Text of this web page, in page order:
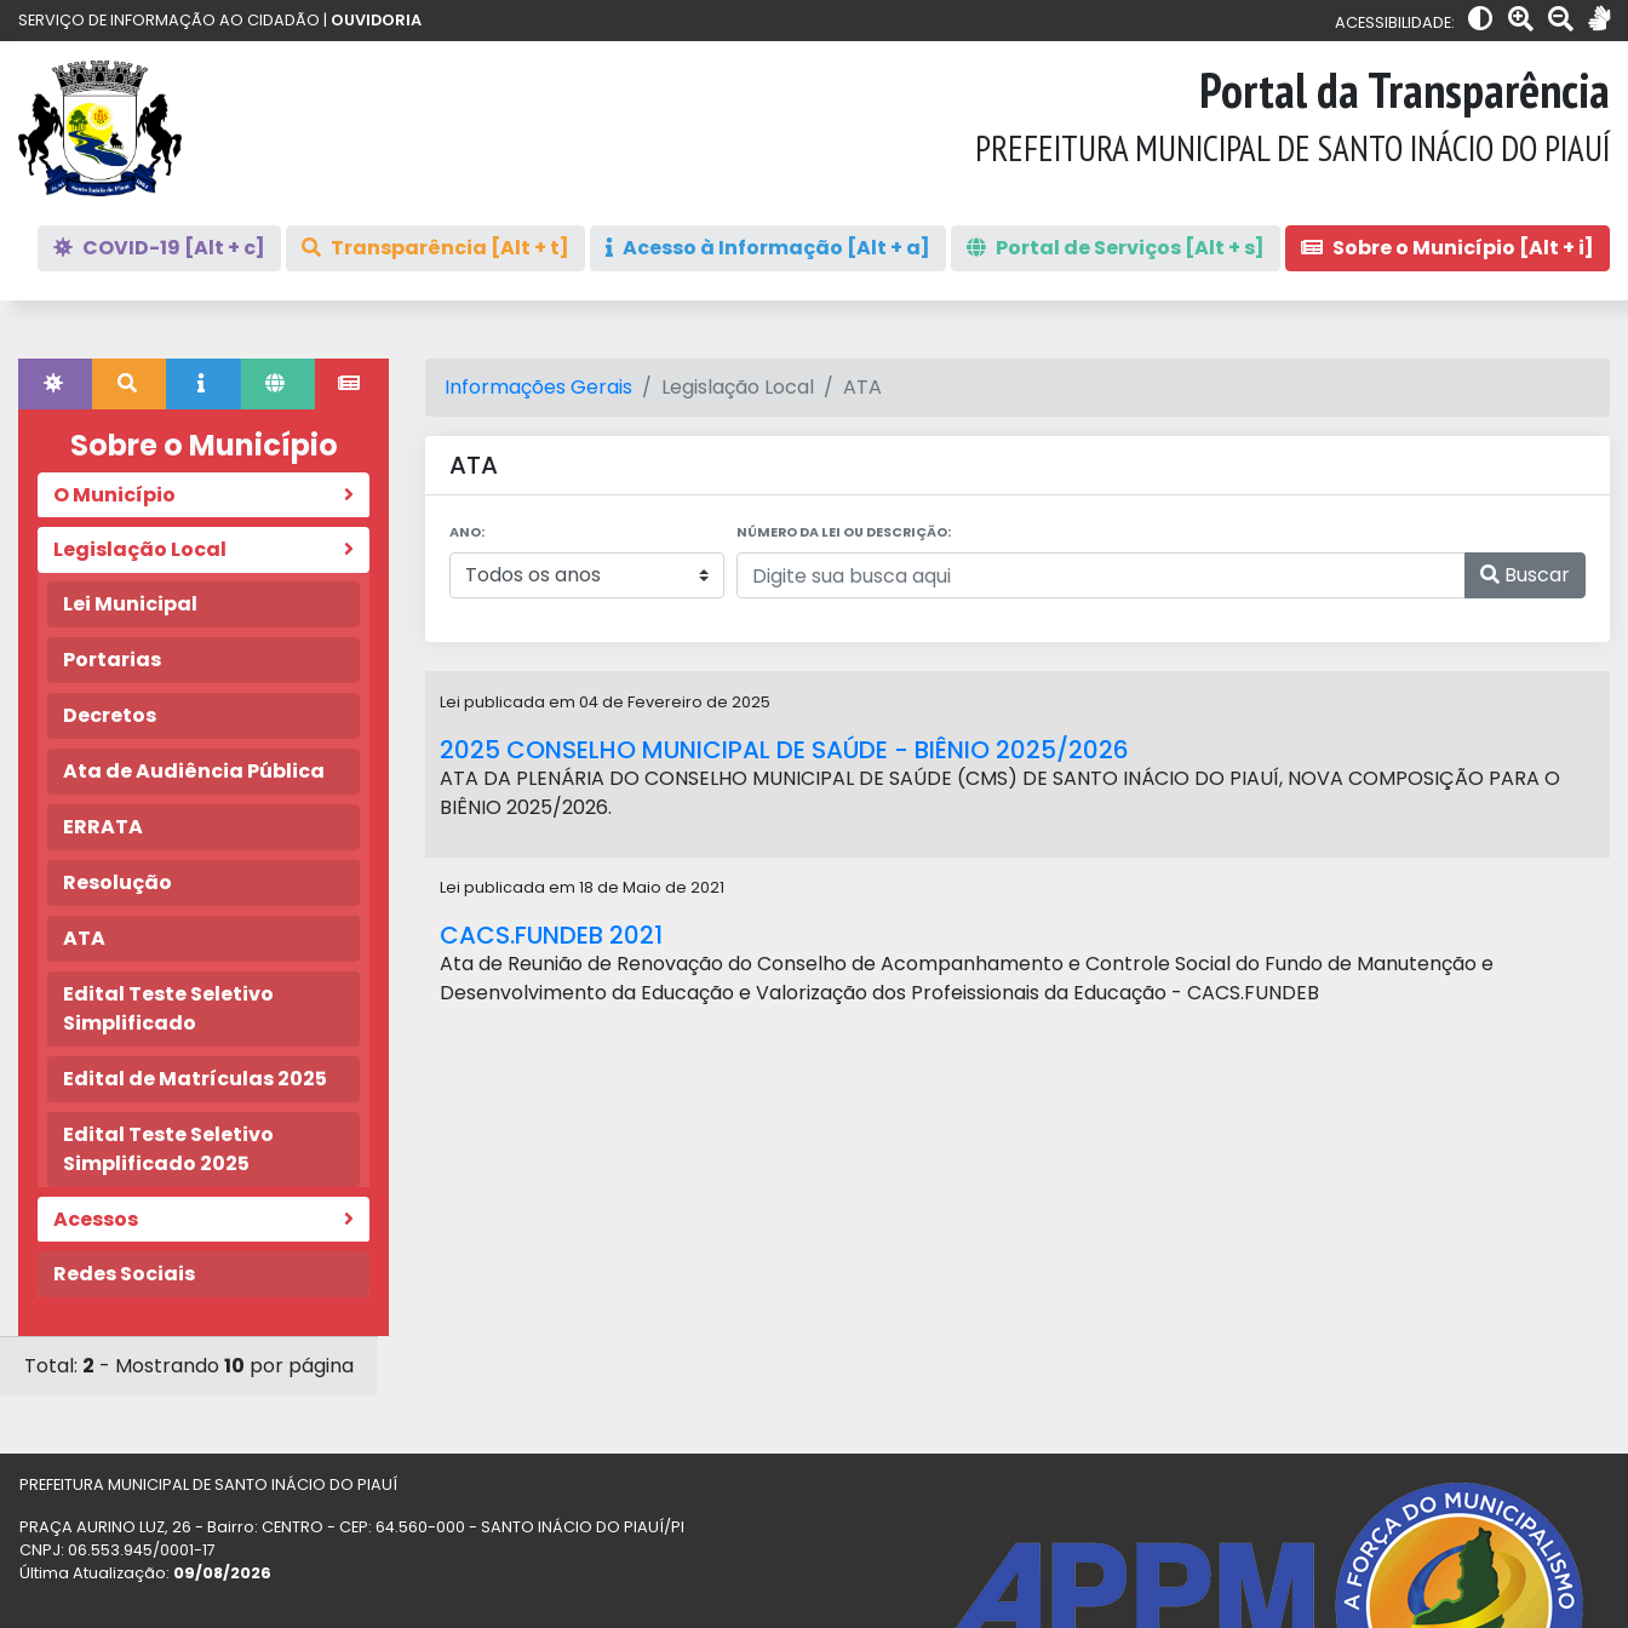
SERVIÇO DE INFORMAÇÃO AO CIDADÃO | OUVIDORIA ACESSIBILIDADE:
Portal da Transparência
PREFEITURA MUNICIPAL DE SANTO INÁCIO DO PIAUÍ
COVID-19 [Alt + c] Transparência [Alt + t] Acesso à Informação [Alt + a] Portal de Serviços [Alt + s] Sobre o Município [Alt + i]
Sobre o Município
O Município
Legislação Local
Lei Municipal
Portarias
Decretos
Ata de Audiência Pública
ERRATA
Resolução
ATA
Edital Teste Seletivo
Simplificado
Edital de Matrículas 2025
Edital Teste Seletivo
Simplificado 2025
Acessos
Redes Sociais
Informações Gerais Legislação Local ATA
ATA
ANO: NÚMERO DA LEI OU DESCRIÇÃO:
Buscar
Lei publicada em 04 de Fevereiro de 2025
2025 CONSELHO MUNICIPAL DE SAÚDE - BIÊNIO 2025/2026
ATA DA PLENÁRIA DO CONSELHO MUNICIPAL DE SAÚDE (CMS) DE SANTO INÁCIO DO PIAUÍ, NOVA COMPOSIÇÃO PARA O
BIÊNIO 2025/2026.
Lei publicada em 18 de Maio de 2021
CACS.FUNDEB 2021
Ata de Reunião de Renovação do Conselho de Acompanhamento e Controle Social do Fundo de Manutenção e
Desenvolvimento da Educação e Valorização dos Profeissionais da Educação - CACS.FUNDEB
Total: 2 - Mostrando 10 por página
PREFEITURA MUNICIPAL DE SANTO INÁCIO DO PIAUÍ
PRAÇA AURINO LUZ, 26 - Bairro: CENTRO - CEP: 64.560-000 - SANTO INÁCIO DO PIAUÍ/PI
CNPJ: 06.553.945/0001-17
Última Atualização: 09/08/2026